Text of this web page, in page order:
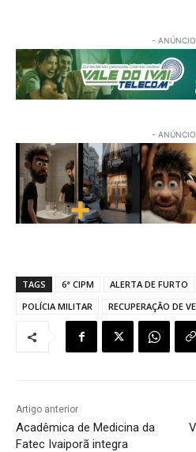
-
-
TAGS 6ª CIPM ALERTA DE FURTO
POLÍCIA MILITAR
RECUPERAÇÃO DE
Artigo anterior
Acadêmica de Medicina da
Fatec Ivaiporã integra